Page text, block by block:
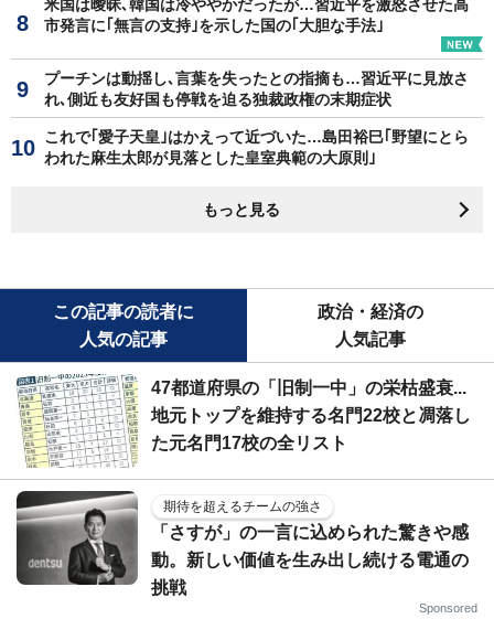
米国は曖昧､韓国は冷ややかだったが…習近平を激怒させた高
市発言に｢無言の支持｣を示した国の｢大胆な手法｣
プーチンは動揺し､言葉を失ったとの指摘も…習近平に見放さ
れ､側近も友好国も停戦を迫る独裁政権の末期症状
これで｢愛子天皇｣はかえって近づいた…島田裕巳｢野望にとら
われた麻生太郎が見落とした皇室典範の大原則｣
もっと見る
この記事の読者に
人気の記事
政治・経済の
人気記事
47都道府県の「旧制一中」の栄枯盛衰...
地元トップを維持する名門22校と凋落し
た元名門17校の全リスト
期待を超えるチームの強さ
「さすが」の一言に込められた驚きや感
動。新しい価値を生み出し続ける電通の
挑戦
Sponsored